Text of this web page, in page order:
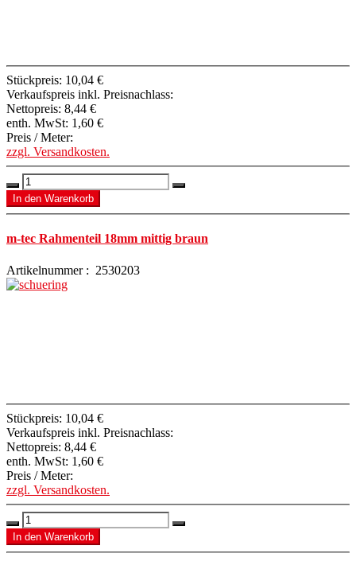
Stückpreis: 10,04 €
Verkaufspreis inkl. Preisnachlass:
Nettopreis: 8,44 €
enth. MwSt: 1,60 €
Preis / Meter:
zzgl. Versandkosten.
m-tec Rahmenteil 18mm mittig braun
Artikelnummer : 2530203
Stückpreis: 10,04 €
Verkaufspreis inkl. Preisnachlass:
Nettopreis: 8,44 €
enth. MwSt: 1,60 €
Preis / Meter:
zzgl. Versandkosten.